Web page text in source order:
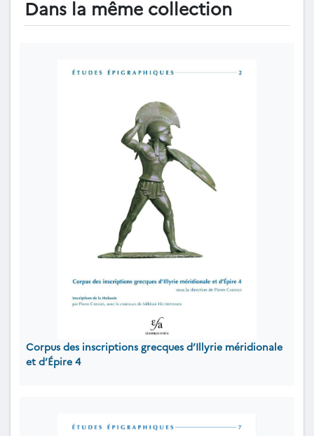
Dans la même collection
Corpus des inscriptions grecques d’Illyrie méridionale
et d’Épire 4